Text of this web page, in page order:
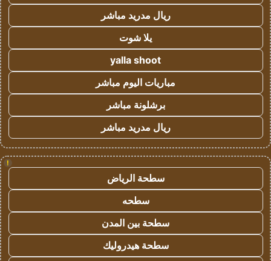
ريال مدريد مباشر
يلا شوت
yalla shoot
مباريات اليوم مباشر
برشلونة مباشر
ريال مدريد مباشر
!
سطحة الرياض
سطحه
سطحة بين المدن
سطحة هيدروليك